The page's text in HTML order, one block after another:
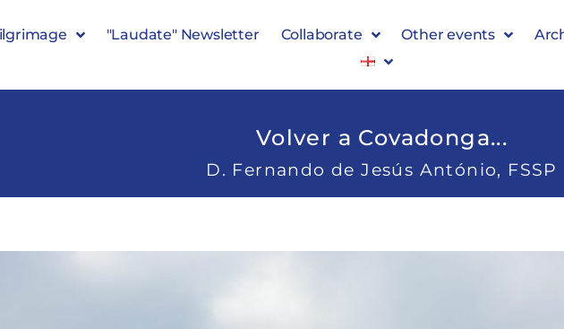
"Laudate" Newsletter Collaborate Other events
Volver a Covadonga...
D. Fernando de Jesús António, FSSP